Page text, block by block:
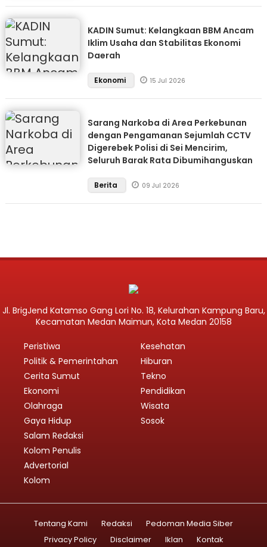
KADIN Sumut: Kelangkaan BBM Ancam
Iklim Usaha dan Stabilitas Ekonomi
Daerah
Ekonomi 15 Jul 2026
Sarang Narkoba di Area Perkebunan
dengan Pengamanan Sejumlah CCTV
Digerebek Polisi di Sei Mencirim,
Seluruh Barak Rata Dibumihanguskan
Berita 09 Jul 2026
Jl. BrigJend Katamso Gang Lori No. 18, Kelurahan Kampung Baru,
Kecamatan Medan Maimun, Kota Medan 20158
Peristiwa
Politik & Pemerintahan
Cerita Sumut
Ekonomi
Olahraga
Gaya Hidup
Kesehatan
Hiburan
Tekno
Pendidikan
Wisata
Sosok
Salam Redaksi
Kolom Penulis
Advertorial
Kolom
Tentang Kami Redaksi
Pedoman Media Siber
Privacy Policy
Disclaimer Iklan Kontak